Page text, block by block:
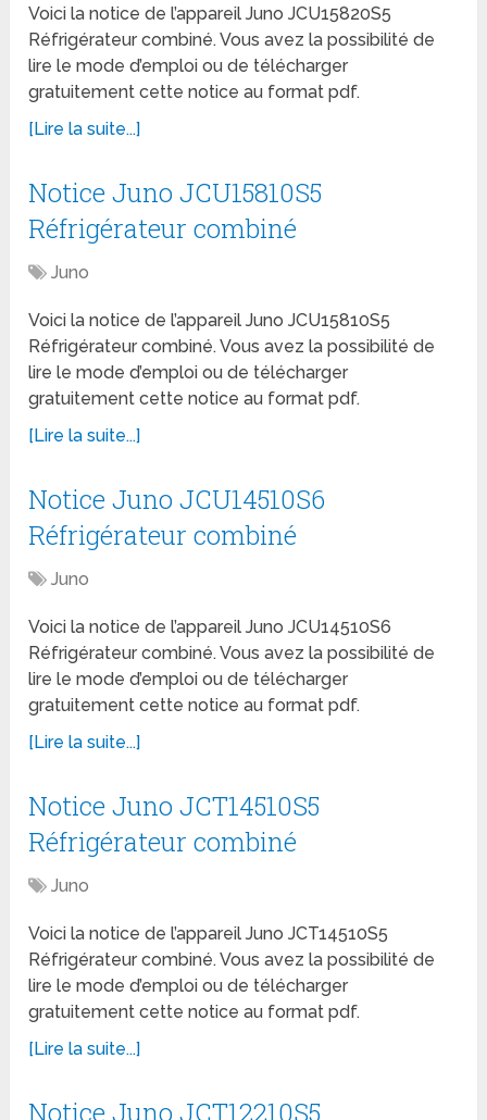
Voici la notice de l’appareil Juno JCU15820S5
Réfrigérateur combiné. Vous avez la possibilité de
lire le mode d’emploi ou de télécharger
gratuitement cette notice au format pdf.
[Lire la suite...]
Notice Juno JCU15810S5
Réfrigérateur combiné
Juno
Voici la notice de l’appareil Juno JCU15810S5
Réfrigérateur combiné. Vous avez la possibilité de
lire le mode d’emploi ou de télécharger
gratuitement cette notice au format pdf.
[Lire la suite...]
Notice Juno JCU14510S6
Réfrigérateur combiné
Juno
Voici la notice de l’appareil Juno JCU14510S6
Réfrigérateur combiné. Vous avez la possibilité de
lire le mode d’emploi ou de télécharger
gratuitement cette notice au format pdf.
[Lire la suite...]
Notice Juno JCT14510S5
Réfrigérateur combiné
Juno
Voici la notice de l’appareil Juno JCT14510S5
Réfrigérateur combiné. Vous avez la possibilité de
lire le mode d’emploi ou de télécharger
gratuitement cette notice au format pdf.
[Lire la suite...]
Notice Juno JCT12210S5